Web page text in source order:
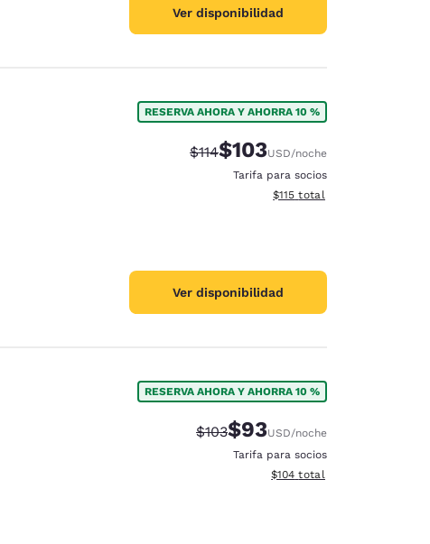
Ver disponibilidad
RESERVA AHORA Y AHORRA 10 %
Precio tachado:
$114Precio con descuento:
$103USD/noche
Tarifa para socios
Ver detalles del total
$115 total
Ver disponibilidad
RESERVA AHORA Y AHORRA 10 %
Precio tachado:
$103Precio con descuento:
$93USD/noche
Tarifa para socios
Ver detalles del total
$104 total